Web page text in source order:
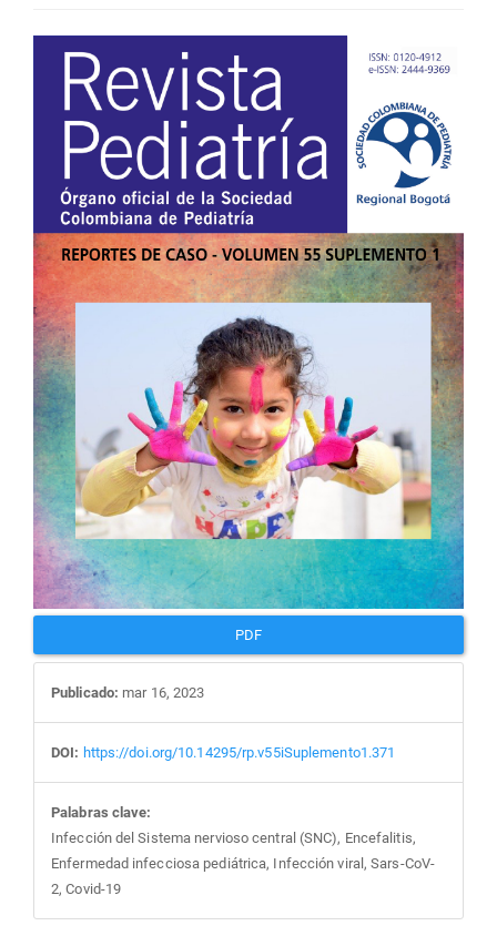
Barra
lateral
del
artículo
PDF
Publicado: mar 16, 2023
DOI: https://doi.org/10.14295/rp.v55iSuplemento1.371
Palabras clave:
Infección del Sistema nervioso central (SNC), Encefalitis,
Enfermedad infecciosa pediátrica, Infección viral, Sars-CoV-
2, Covid-19